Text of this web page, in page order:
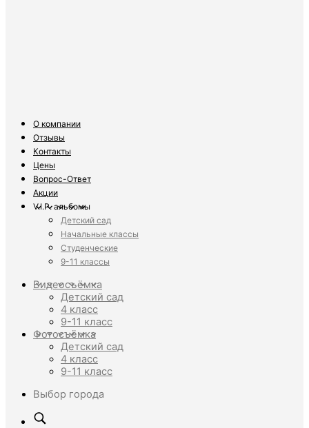
О компании
Отзывы
Контакты
Цены
Вопрос-Ответ
Акции
V.I.P. альбомы
Детский сад
Начальные классы
Студенческие
9-11 классы
Видеосъёмка
Детский сад
4 класс
9-11 класс
Фотосъёмка
Детский сад
4 класс
9-11 класс
Выбор города